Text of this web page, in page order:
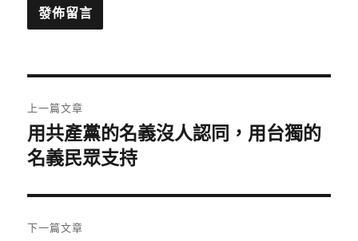
章
導
覽
上一篇文章
上
一
文
章:
用共產黨的名義沒人認同，用台獨的
名義民眾支持
下一篇文章